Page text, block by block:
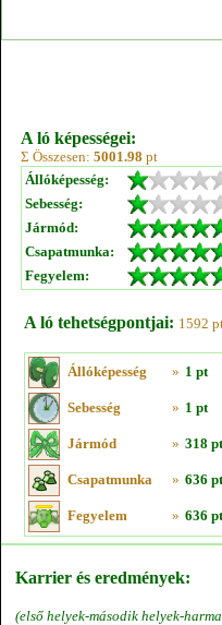
A ló képességei:
Σ Összesen: 5001.98 pt
Állóképesség:
Sebesség:
Jármód:
Csapatmunka:
Fegyelem:
A ló tehetségpontjai: 1592
Állóképesség » 1 pt
Sebesség » 1 pt
Jármód » 318 pt
Csapatmunka » 636 pt
Fegyelem » 636 pt
Karrier és eredmények:
(első helyek-második helyek-